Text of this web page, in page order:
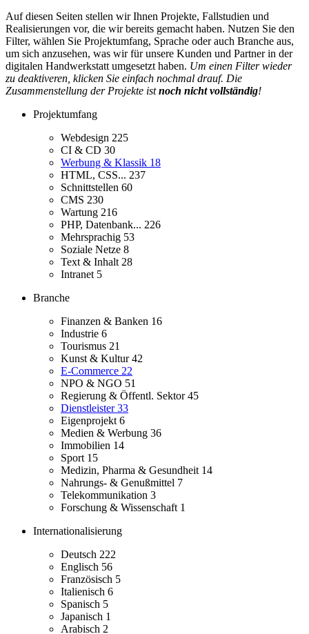
Auf diesen Seiten stellen wir Ihnen Projekte, Fallstudien und
Realisierungen vor, die wir bereits gemacht haben. Nutzen Sie den
Filter, wählen Sie Projektumfang, Sprache oder auch Branche aus,
um sich anzusehen, was wir für unsere Kunden und Partner in der
digitalen Handwerkstatt umgesetzt haben. Um einen Filter wieder
zu deaktiveren, klicken Sie einfach nochmal drauf. Die
Zusammenstellung der Projekte istnoch nicht vollständig!
Projektumfang
Webdesign 225
CI & CD 30
Werbung & Klassik 18
HTML, CSS... 237
Schnittstellen 60
CMS 230
Wartung 216
PHP, Datenbank... 226
Mehrsprachig 53
Soziale Netze 8
Text & Inhalt 28
Intranet 5
Branche
Finanzen & Banken 16
Industrie 6
Tourismus 21
Kunst & Kultur42
E-Commerce 22
NPO & NGO 51
Regierung & Öffentl. Sektor45
Dienstleister33
Eigenprojekt 6
Medien & Werbung 36
Immobilien 14
Sport 15
Medizin, Pharma & Gesundheit 14
Nahrungs- & Genußmittel 7
Telekommunikation 3
Forschung & Wissenschaft 1
Internationalisierung
Deutsch 222
Englisch 56
Französisch 5
Italienisch 6
Spanisch 5
Japanisch 1
Arabisch 2